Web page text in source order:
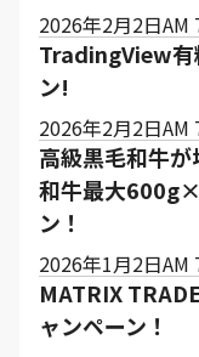
2026年2月2日AM
TradingView有
ン!
2026年2月2日AM
高級黒毛和牛
和牛最大
ン！
2026年1月2日AM
MATRIX
ャンペーン！